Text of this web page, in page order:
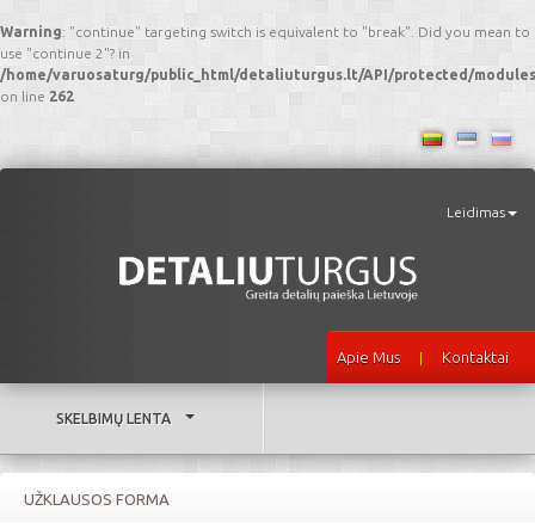
Warning: "continue" targeting switch is equivalent to "break". Did you mean to
use "continue 2"? in
/home/varuosaturg/public_html/detaliuturgus.lt/API/protected/
on line 262
Leidimas
Apie Mus | Kontaktai
SKELBIMŲ LENTA
UŽKLAUSOS FORMA